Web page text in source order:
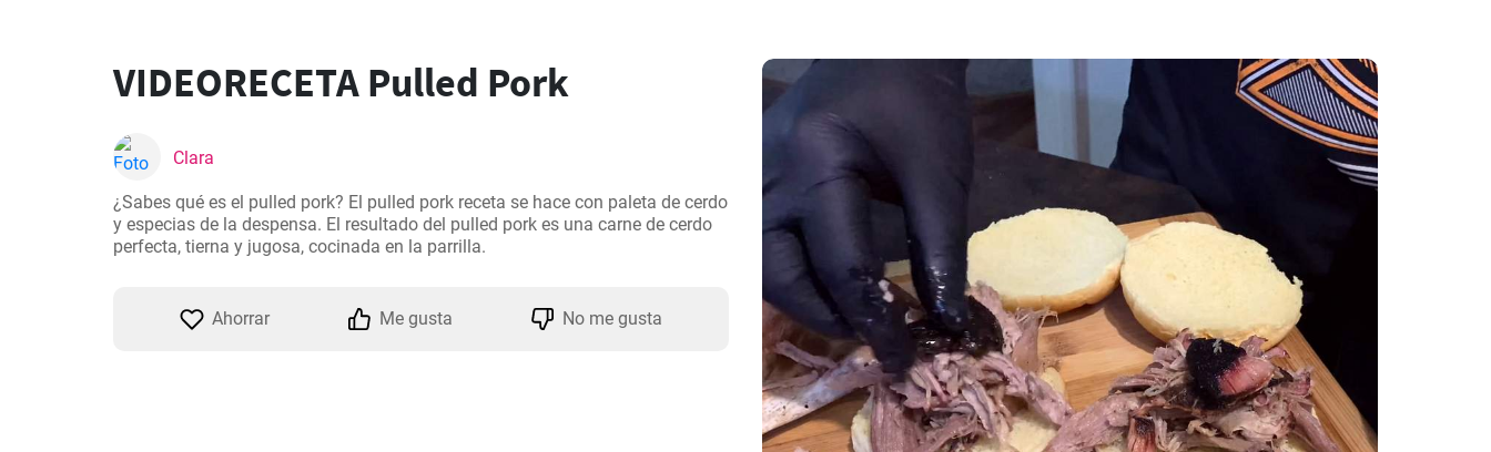
VIDEORECETA Pulled Pork
Clara
¿Sabes qué es el pulled pork? El pulled pork receta se hace con paleta de cerdo
y especias de la despensa. El resultado del pulled pork es una carne de cerdo
perfecta, tierna y jugosa, cocinada en la parrilla.
Ahorrar Me gusta No me gusta